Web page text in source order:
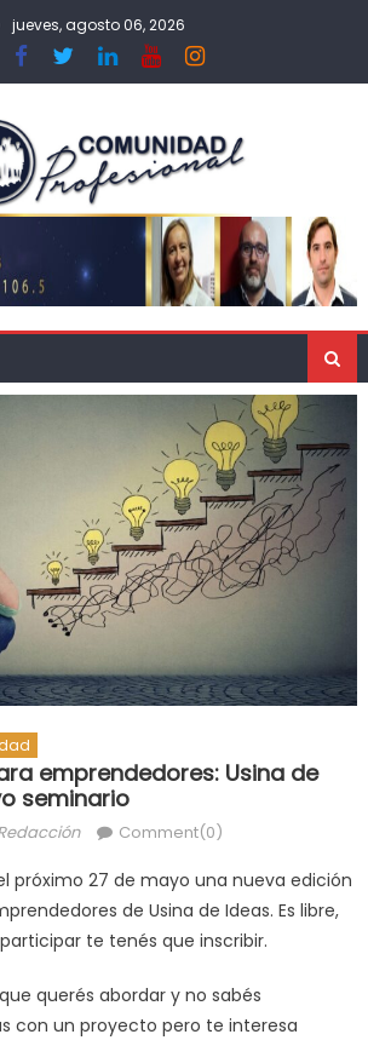
jueves, agosto 06, 2026
emprendedores: Usina de
seminario
Comment(0)
próximo 27 de mayo una nueva edición
de Usina de Ideas. Es libre,
te tenés que inscribir.
querés abordar y no sabés
con un proyecto pero te interesa